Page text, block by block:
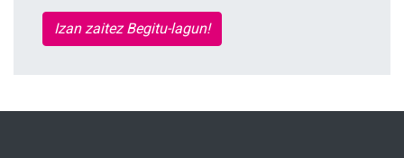
Izan zaitez Begitu-lagun!